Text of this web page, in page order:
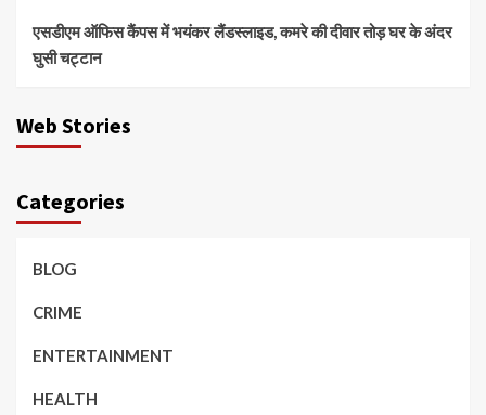
एसडीएम ऑफिस कैंपस में भयंकर लैंडस्लाइड, कमरे की दीवार तोड़ घर के अंदर
घुसी चट्टान
Web Stories
Categories
BLOG
CRIME
ENTERTAINMENT
HEALTH